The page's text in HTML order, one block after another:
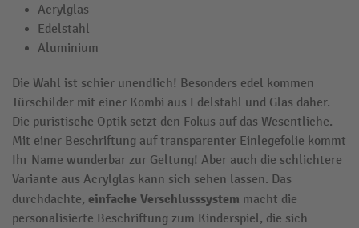
Acrylglas
Edelstahl
Aluminium
Die Wahl ist schier unendlich! Besonders edel kommen
Türschilder mit einer Kombi aus Edelstahl und Glas daher.
Die puristische Optik setzt den Fokus auf das Wesentliche.
Mit einer Beschriftung auf transparenter Einlegefolie kommt
Ihr Name wunderbar zur Geltung! Aber auch die schlichtere
Variante aus Acrylglas kann sich sehen lassen. Das
durchdachte, einfache Verschlusssystem macht die
personalisierte Beschriftung zum Kinderspiel, die sich